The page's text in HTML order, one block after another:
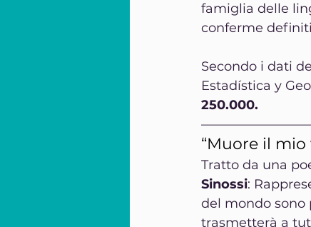
famiglia delle
conferme
Secondo i dati
Estadística y
250.000.
“Muore il mio
Tratto da una
Sinossi:
del mondo sono
trasmetterà a